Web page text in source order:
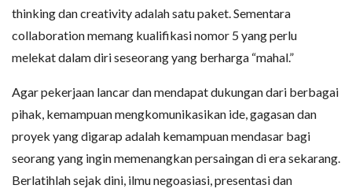
thinking dan creativity adalah satu paket. Sementara
collaboration memang kualifikasi nomor 5 yang perlu
melekat dalam diri seseorang yang berharga “mahal.”
Agar pekerjaan lancar dan mendapat dukungan dari berbagai
pihak, kemampuan mengkomunikasikan ide, gagasan dan
proyek yang digarap adalah kemampuan mendasar bagi
seorang yang ingin memenangkan persaingan di era sekarang.
Berlatihlah sejak dini, ilmu negoasiasi, presentasi dan